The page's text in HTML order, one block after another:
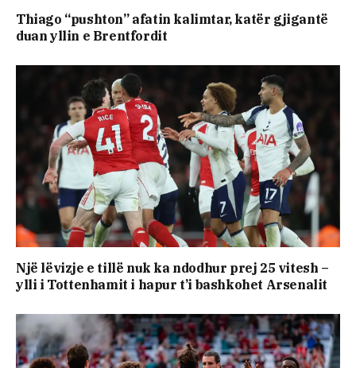
Thiago “pushton” afatin kalimtar, katër gjigantë
duan yllin e Brentfordit
Një lëvizje e tillë nuk ka ndodhur prej 25 vitesh –
ylli i Tottenhamit i hapur t’i bashkohet Arsenalit